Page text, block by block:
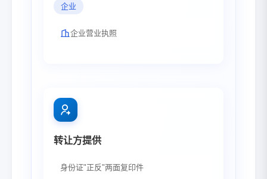
企业
企业营业执照
转让方提供
身份证"正反"两面复印件